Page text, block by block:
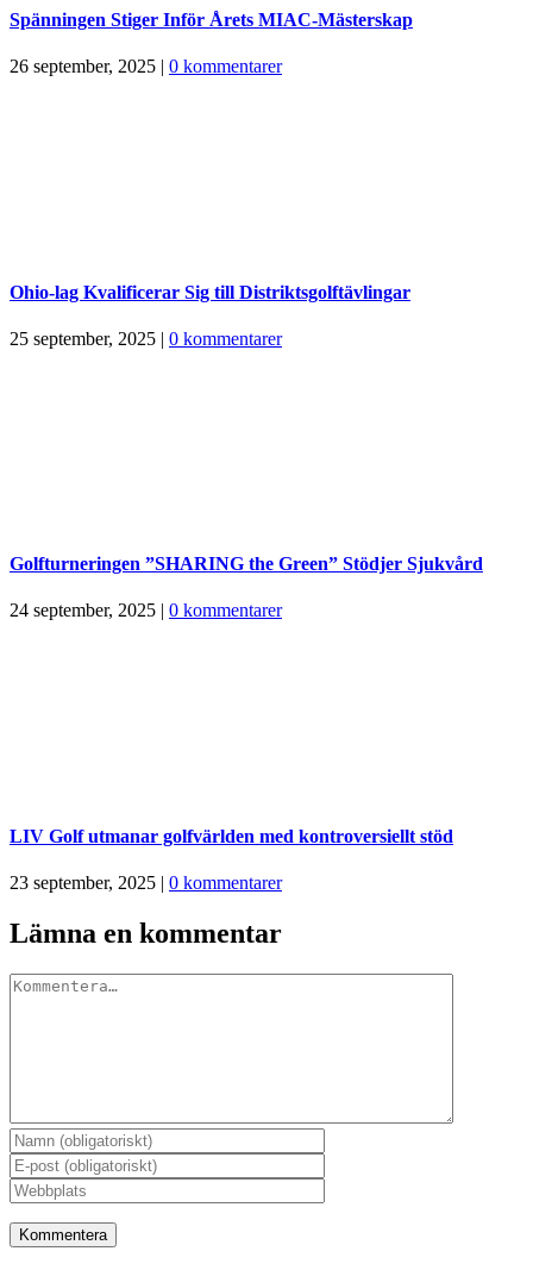
Spänningen Stiger Inför Årets MIAC-Mästerskap
26 september, 2025 | 0 kommentarer
Ohio-lag Kvalificerar Sig till Distriktsgolftävlingar
25 september, 2025 | 0 kommentarer
Golfturneringen ”SHARING the Green” Stödjer Sjukvård
24 september, 2025 | 0 kommentarer
LIV Golf utmanar golfvärlden med kontroversiellt stöd
23 september, 2025 | 0 kommentarer
Lämna en kommentar
Kommentar